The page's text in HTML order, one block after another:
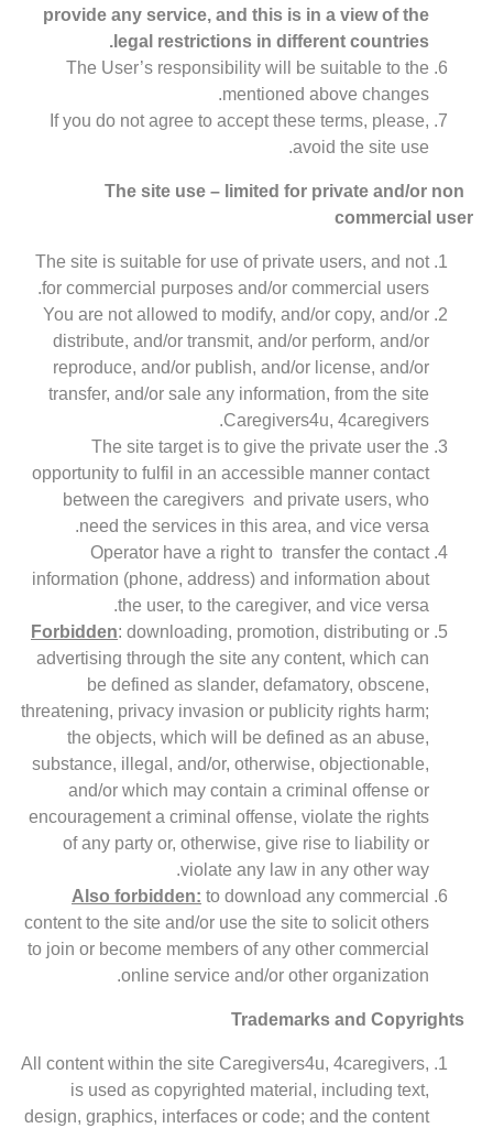
provide any service, and this is in a view of the
legal restrictions in different countries.
The User’s responsibility will be suitable to the
mentioned above changes.
If you do not agree to accept these terms, please,
avoid the site use.
The site use – limited for private and/or non
commercial user
The site is suitable for use of private users, and not
for commercial purposes and/or commercial users.
You are not allowed to modify, and/or copy, and/or
distribute, and/or transmit, and/or perform, and/or
reproduce, and/or publish, and/or license, and/or
transfer, and/or sale any information, from the site
Caregivers4u, 4caregivers.
The site target is to give the private user the
opportunity to fulfil in an accessible manner contact
between the caregivers and private users, who
need the services in this area, and vice versa.
Operator have a right to transfer the contact
information (phone, address) and information about
the user, to the caregiver, and vice versa.
Forbidden: downloading, promotion, distributing or
advertising through the site any content, which can
be defined as slander, defamatory, obscene,
threatening, privacy invasion or publicity rights harm;
the objects, which will be defined as an abuse,
substance, illegal, and/or, otherwise, objectionable,
and/or which may contain a criminal offense or
encouragement a criminal offense, violate the rights
of any party or, otherwise, give rise to liability or
violate any law in any other way.
Also forbidden: to download any commercial
content to the site and/or use the site to solicit others
to join or become members of any other commercial
online service and/or other organization.
Trademarks and Copyrights
All content within the site Caregivers4u, 4caregivers,
is used as copyrighted material, including text,
design, graphics, interfaces or code; and the content